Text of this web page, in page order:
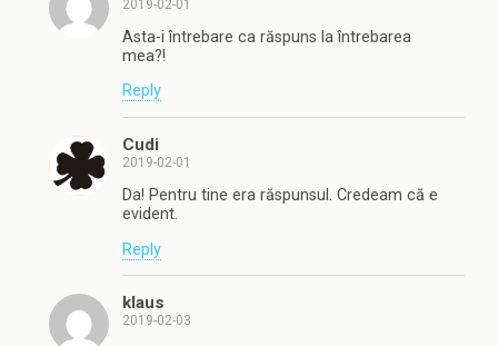
2019-02-01
Asta-i întrebare ca răspuns la întrebarea
mea?!
Reply
Cudi
2019-02-01
Da! Pentru tine era răspunsul. Credeam că e
evident.
Reply
klaus
2019-02-03